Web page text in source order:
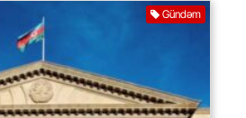
Gündəm